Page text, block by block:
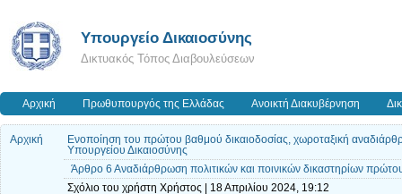
Υπουργείο Δικαιοσύνης
Δικτυακός Τόπος Διαβουλεύσεων
Αρχική Πρωθυπουργός της Ελλάδας Ανοικτή Διακυβέρνηση
Αρχική
Ενοποίηση του πρώτου βαθμού δικαιοδοσίας, χωροταξική
Υπουργείου Δικαιοσύνης
Άρθρο 6 Αναδιάρθρωση πολιτικών και ποινικών δικαστηρίων
Σχόλιο του χρήστη Χρήστος | 18 Απριλίου 2024, 19:12